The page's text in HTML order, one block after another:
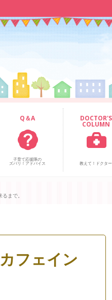
Q＆A
子育て応援隊の
ズバリ！アドバイス
DOCTOR'S
COLUMN
教えて！ドクター
まで。
フェイン